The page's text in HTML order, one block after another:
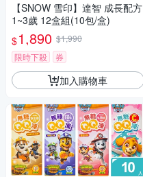
【SNOW 雪印】達智 成長配方
1~3歲 12盒組(10包/盒)
$1,890 $1,990
限時下殺
券
加入購物車